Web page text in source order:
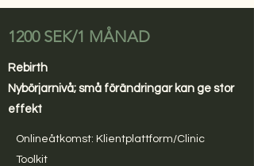
1200 SEK/1 MÅNAD
Rebirth
Nybörjarnivå; små förändringar kan ge stor
effekt
Onlineåtkomst: Klientplattform/Clinic
Toolkit